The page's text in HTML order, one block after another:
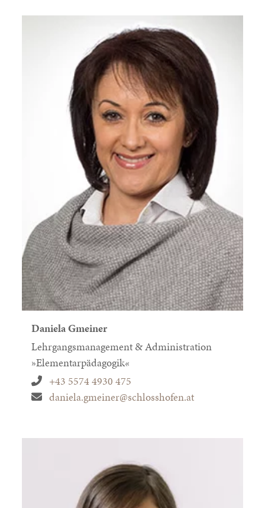
Daniela Gmeiner
Lehrgangsmanagement & Administration
»Elementarpädagogik«
+43 5574 4930 475
daniela.gmeiner@schlosshofen.at